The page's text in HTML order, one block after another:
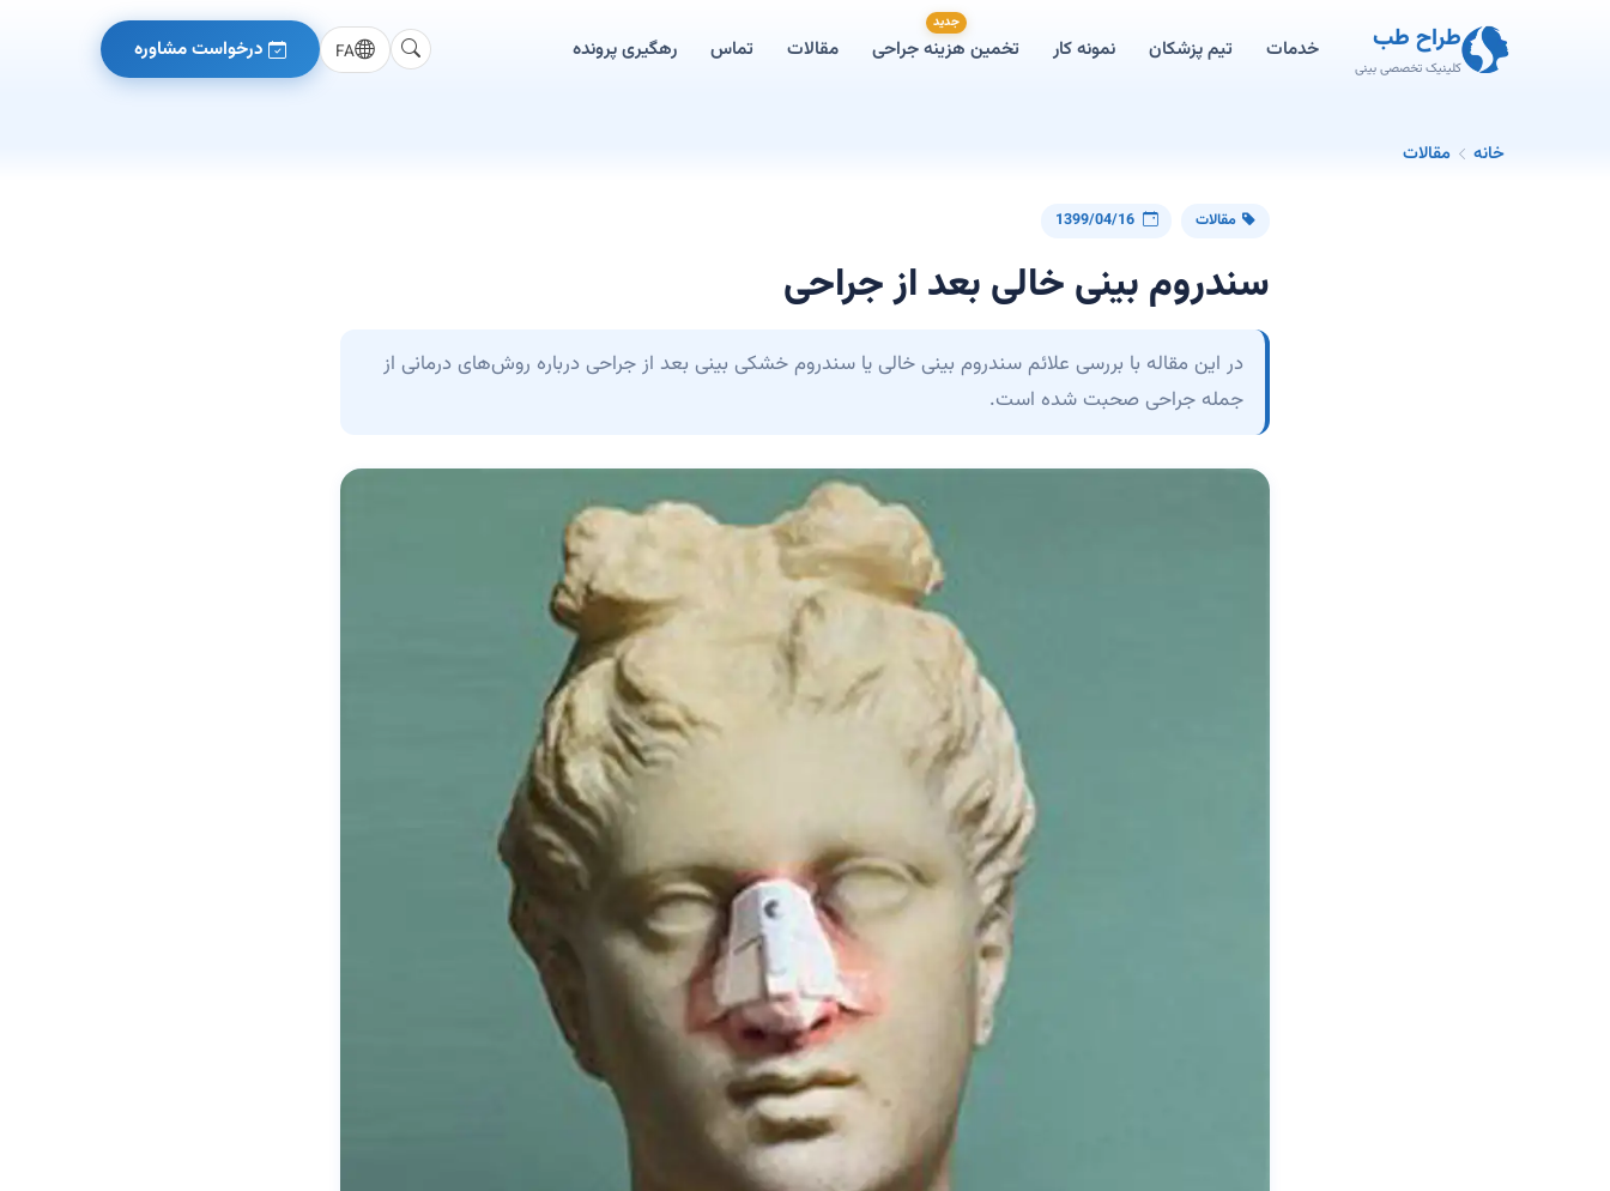
طراح طب
کلینیک تخصصی بینی
خدمات تیم پزشکان نمونه کار
جدید
تخمین هزینه جراحی مقالات تماس رهگیری پرونده FA درخواست مشاوره
خانه مقالات
مقالات 1399/04/16
سندروم بینی خالی بعد از جراحی
در این مقاله با بررسی علائم سندروم بینی خالی یا سندروم خشکی بینی بعد از جراحی درباره روش‌های درمانی از
جمله جراحی صحبت شده است.